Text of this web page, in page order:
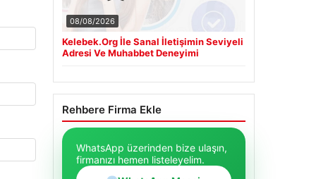
08/08/2026
Kelebek.Org İle Sanal İletişimin Seviyeli
Adresi Ve Muhabbet Deneyimi
Rehbere Firma Ekle
WhatsApp üzerinden bize ulaşın,
firmanızı hemen listeleyelim.